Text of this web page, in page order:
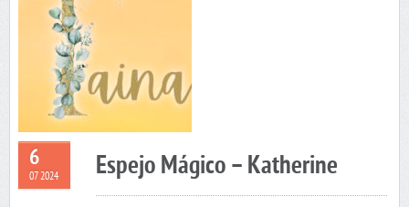
6
07 2024 Espejo Mágico – Katherine